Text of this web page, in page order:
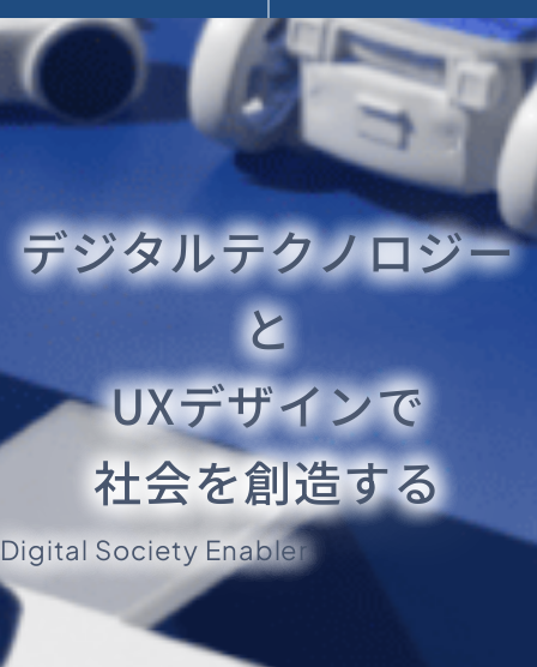
デジタルテクノロジー
と
UXデザインで
社会を創造する
Digital Society Enabler.